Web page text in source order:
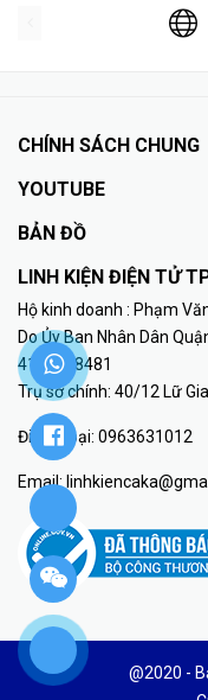
CHÍNH SÁCH CHUNG
YOUTUBE
BẢN ĐỒ
LINH KIỆN ĐIỆN TỬ
Hộ kinh doanh : Phạm
Do Ủy Ban Nhân Dân
41K8018481
Trụ sở chính: 40/12 Lữ
Điện thoại: 0963631012
Email:
@2020 -